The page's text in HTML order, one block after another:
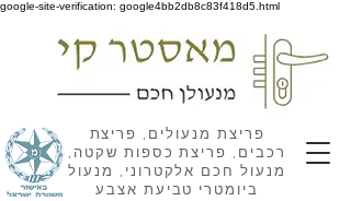
google-site-verification: google4bb2db8c83f418d5.html
פריצת מנעולים, פריצת
רכבים, פריצת כספות שקטה,
מנעול חכם אלקטרוני, מנעול
ביומטרי טביעת אצבע